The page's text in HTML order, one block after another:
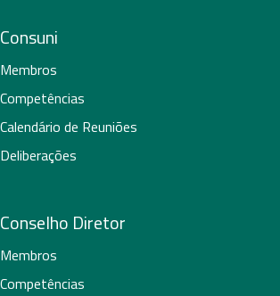
Consuni
Membros
Competências
Calendário de Reuniões
Deliberações
Conselho Diretor
Membros
Competências